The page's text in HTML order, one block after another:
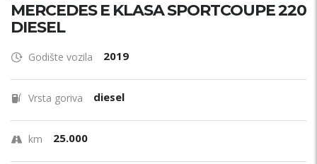
MERCEDES E KLASA SPORTCOUPE 220
DIESEL
Godište vozila 2019
Vrsta goriva diesel
km 25.000